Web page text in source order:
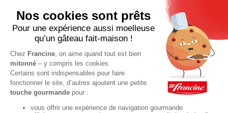
Recettes de saison
Printemps
Été
Hiver